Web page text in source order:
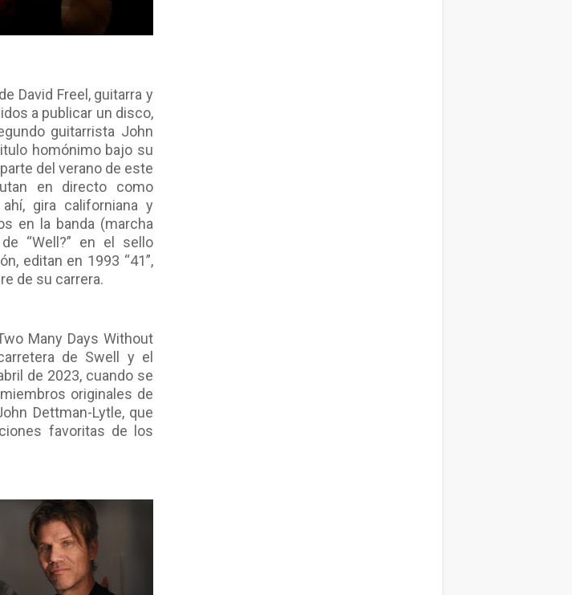
David Freel, guitarra y
a publicar un disco,
guitarrista John
homónimo bajo su
del verano de este
en directo como
gira californiana y
en la banda (marcha
“Well?” en el sello
editan en 1993 “41”,
de su carrera.
Many Days Without
de Swell y el
de 2023, cuando se
originales de
Dettman-Lytle, que
favoritas de los